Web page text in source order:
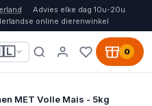
Advies elke dag 10u-20u
online dierenwinkel
0
MET Volle Mais - 5kg